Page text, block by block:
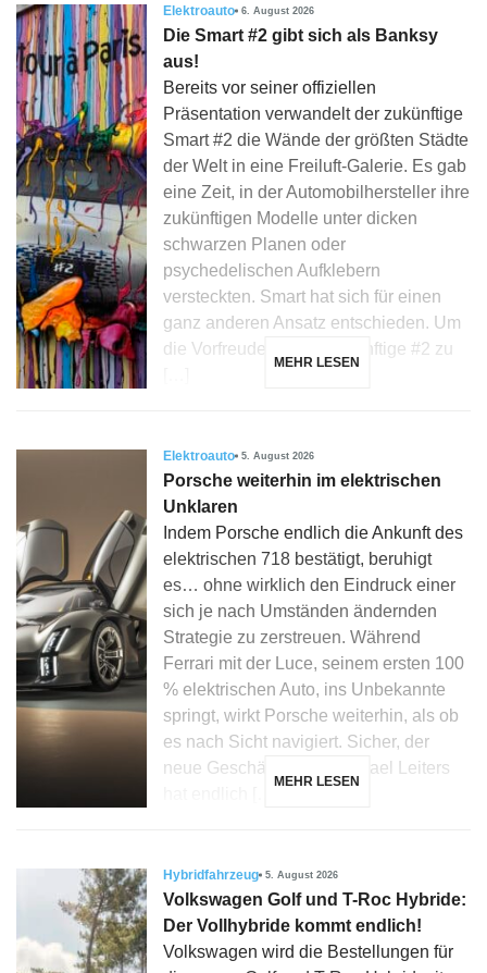
Elektroauto 6. August 2026
Die Smart #2 gibt sich als Banksy
aus!
Bereits vor seiner offiziellen
Präsentation verwandelt der zukünftige
Smart #2 die Wände der größten Städte
der Welt in eine Freiluft-Galerie. Es gab
eine Zeit, in der Automobilhersteller ihre
zukünftigen Modelle unter dicken
schwarzen Planen oder
psychedelischen Aufklebern
versteckten. Smart hat sich für einen
ganz anderen Ansatz entschieden. Um
die Vorfreude auf die zukünftige #2 zu
MEHR LESEN
Elektroauto 5. August 2026
Porsche weiterhin im elektrischen
Unklaren
Indem Porsche endlich die Ankunft des
elektrischen 718 bestätigt, beruhigt
es… ohne wirklich den Eindruck einer
sich je nach Umständen ändernden
Strategie zu zerstreuen. Während
Ferrari mit der Luce, seinem ersten 100
% elektrischen Auto, ins Unbekannte
springt, wirkt Porsche weiterhin, als ob
es nach Sicht navigiert. Sicher, der
neue Geschäftsführer Michael Leiters
MEHR LESEN
Hybridfahrzeug 5. August 2026
Volkswagen Golf und T-Roc Hybride:
Der Vollhybride kommt endlich!
Volkswagen wird die Bestellungen für